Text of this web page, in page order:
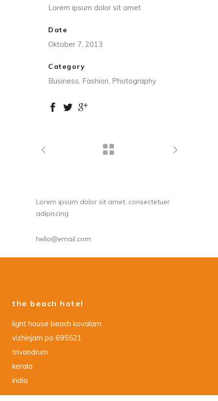
Lorem ipsum dolor sit amet
Date
Oktober 7, 2013
Category
Business, Fashion, Photography
Lorem ipsum dolor sit amet, consectetuer
adipiscing
hello@email.com
the beach hotel
light house beach kovalam
vizhinjam po 695521
trivandrum
kerala
india